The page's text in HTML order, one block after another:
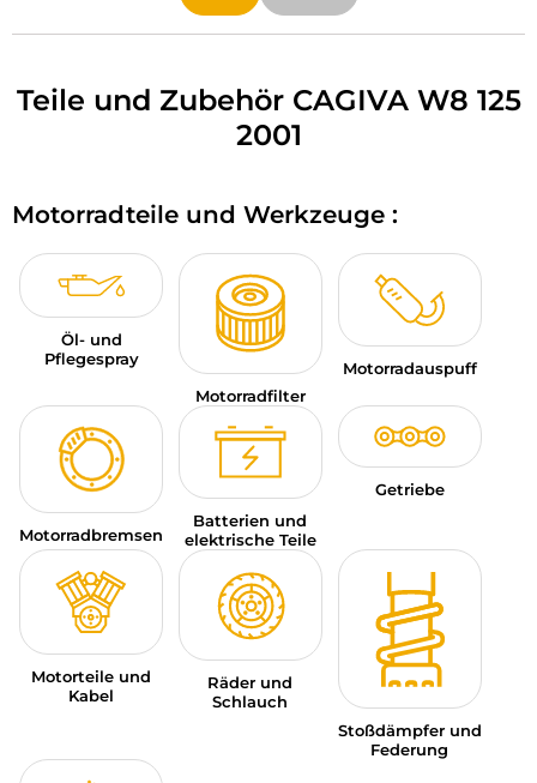
MOTORRAD-AIRBAG
MOTORRADTEILE UND WERKZEUGE
MOTORRADZUBEHÖR
SPEZIELLE ANGEBOTE UND SONDERAKTIONEN
GESCHENKKARTEN
DE | EUR € — ÄNDERN
MARKEN
KONTAKTIEREN SIE UNS
Teile und Zubehör CAGIVA W8 125
2001
Motorradteile und Werkzeuge :
Öl- und
Pflegespray
Motorradfilter
Motorradauspuff
Motorradbremsen
Batterien und
elektrische Teile
Getriebe
Motorteile und
Kabel
Räder und
Schlauch
Stoßdämpfer und
Federung